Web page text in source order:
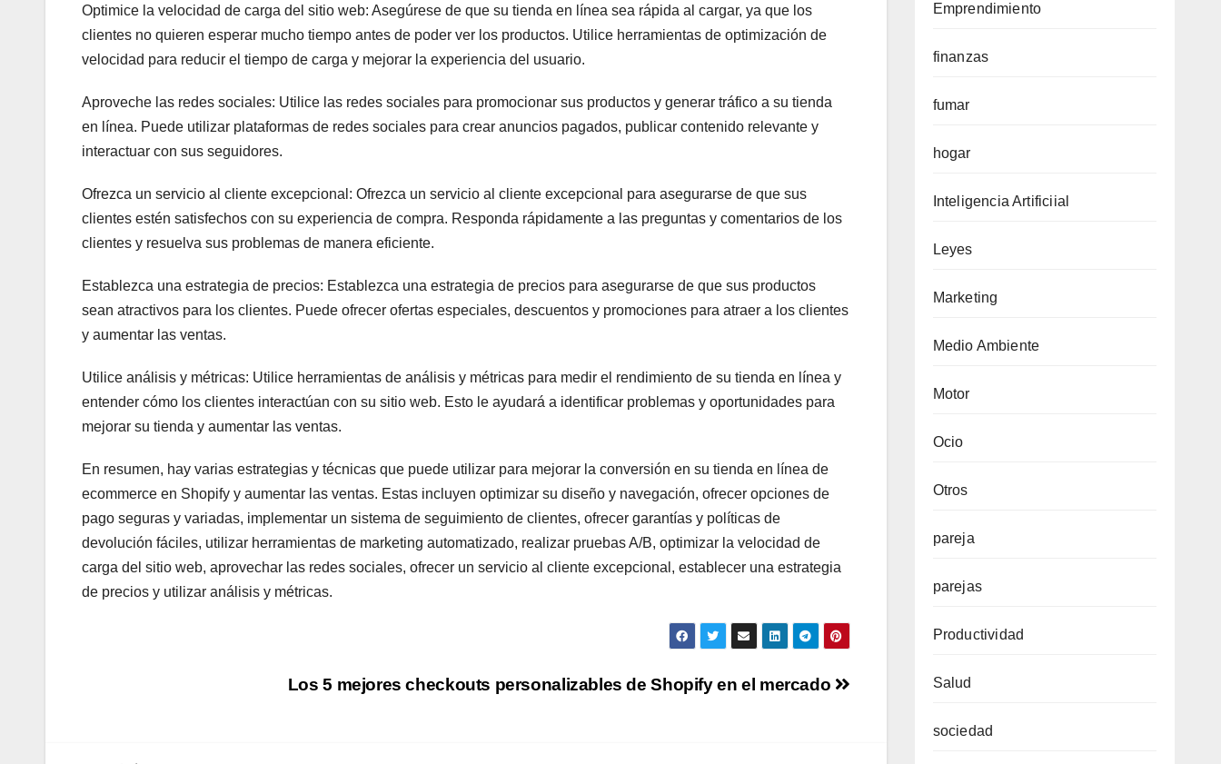
Optimice la velocidad de carga del sitio web: Asegúrese de que su tienda en línea sea rápida al cargar, ya que los
clientes no quieren esperar mucho tiempo antes de poder ver los productos. Utilice herramientas de optimización de
velocidad para reducir el tiempo de carga y mejorar la experiencia del usuario.
Aproveche las redes sociales: Utilice las redes sociales para promocionar sus productos y generar tráfico a su tienda
en línea. Puede utilizar plataformas de redes sociales para crear anuncios pagados, publicar contenido relevante y
interactuar con sus seguidores.
Ofrezca un servicio al cliente excepcional: Ofrezca un servicio al cliente excepcional para asegurarse de que sus
clientes estén satisfechos con su experiencia de compra. Responda rápidamente a las preguntas y comentarios de los
clientes y resuelva sus problemas de manera eficiente.
Establezca una estrategia de precios: Establezca una estrategia de precios para asegurarse de que sus productos
sean atractivos para los clientes. Puede ofrecer ofertas especiales, descuentos y promociones para atraer a los clientes
y aumentar las ventas.
Utilice análisis y métricas: Utilice herramientas de análisis y métricas para medir el rendimiento de su tienda en línea y
entender cómo los clientes interactúan con su sitio web. Esto le ayudará a identificar problemas y oportunidades para
mejorar su tienda y aumentar las ventas.
En resumen, hay varias estrategias y técnicas que puede utilizar para mejorar la conversión en su tienda en línea de
ecommerce en Shopify y aumentar las ventas. Estas incluyen optimizar su diseño y navegación, ofrecer opciones de
pago seguras y variadas, implementar un sistema de seguimiento de clientes, ofrecer garantías y políticas de
devolución fáciles, utilizar herramientas de marketing automatizado, realizar pruebas A/B, optimizar la velocidad de
carga del sitio web, aprovechar las redes sociales, ofrecer un servicio al cliente excepcional, establecer una estrategia
de precios y utilizar análisis y métricas.
Los 5 mejores checkouts personalizables de Shopify en el mercado
Emprendimiento
finanzas
fumar
hogar
Inteligencia Artificiial
Leyes
Marketing
Medio Ambiente
Motor
Ocio
Otros
pareja
parejas
Productividad
Salud
sociedad